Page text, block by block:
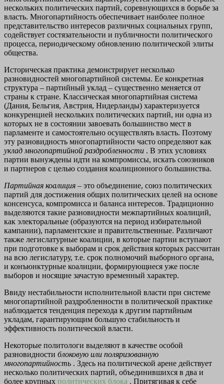
нескольких политических партий, соревнующихся в борьбе за
власть. Многопартийность обеспечивает наиболее полное
представительство интересов различных социальных групп,
содействует состязательности и публичности политического
процесса, периодическому обновлению политической элиты
общества.
Историческая практика демонстрирует несколько
разновидностей многопартийной системы. Ее конкретная
структура – партийный уклад – существенно меняется от
страны к стране. Классическая многопартийная система
(Дания, Бельгия, Австрия, Нидерланды) характеризуется
конкуренцией нескольких политических партий, ни одна из
которых не в состоянии завоевать большинство мест в
парламенте и самостоятельно осуществлять власть. Поэтому
эту разновидность многопартийности часто определяют как
уклад многопартийной раздробленности . В этих условиях
партии вынуждены идти на компромиссы, искать союзников
и партнеров с целью создания коалиционного большинства.
Партийная коалиция – это объединение, союз политических
партий для достижения общих политических целей на основе
консенсуса, компромисса и баланса интересов. Традиционно
выделяются такие разновидности межпартийных коалиций,
как электоральные (образуются на период избирательной
кампании), парламентские и правительственные. Различают
также легислатурные коалиции, в которые партии вступают
при подготовке к выборам и срок действия которых рассчитан
на всю легислатуру, т.е. срок полномочий выборного органа,
и конъюнктурные коалиции, формирующиеся уже после
выборов и носящие зачастую временный характер.
Ввиду нестабильности исполнительной власти при системе
многопартийной раздробленности в политической практике
наблюдается тенденция перехода к другим партийным
укладам, гарантирующим большую стабильность и
эффективность политической власти.
Некоторые политологи выделяют в качестве особой
разновидности блоковую или поляризованную
многопартийность . Здесь на политической арене действует
несколько политических партий, объединившихся в два и
более крупных политических блока . Притягивая к себе